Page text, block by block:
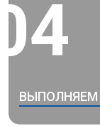
ВЫПОЛНЯЕМ